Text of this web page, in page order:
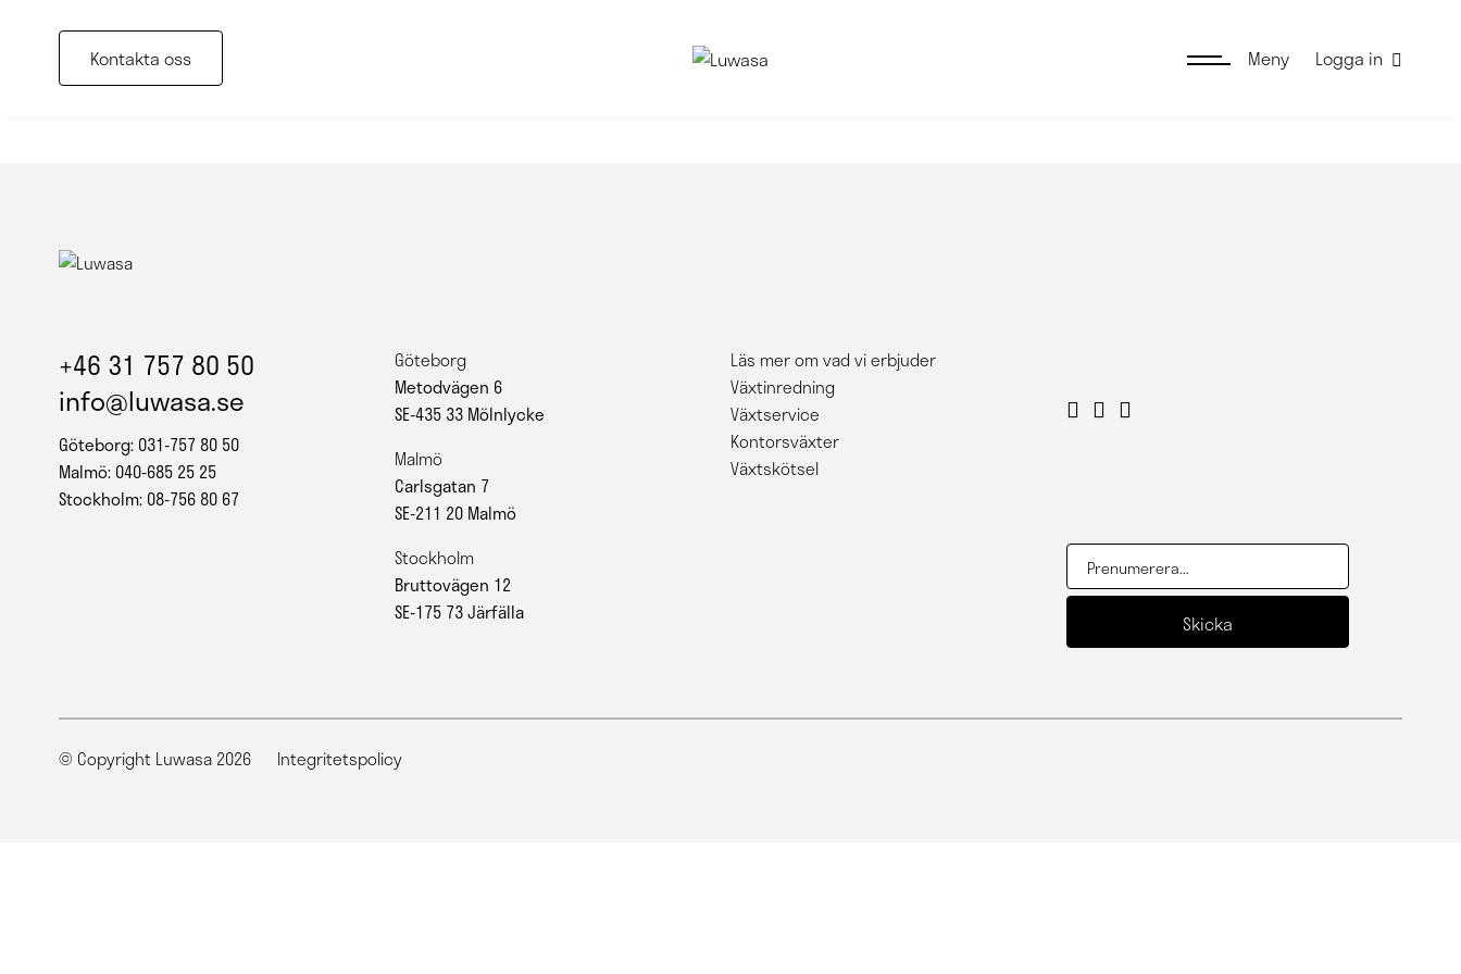
Kontakta oss Meny Logga in
+46 31 757 80 50
info@luwasa.se
Göteborg: 031-757 80 50
Malmö: 040-685 25 25
Stockholm: 08-756 80 67
Göteborg
Metodvägen 6
SE-435 33 Mölnlycke
Malmö
Carlsgatan 7
SE-211 20 Malmö
Stockholm
Bruttovägen 12
SE-175 73 Järfälla
Läs mer om vad vi erbjuder
Växtinredning
Växtservice
Kontorsväxter
Växtskötsel
© Copyright Luwasa 2026 Integritetspolicy